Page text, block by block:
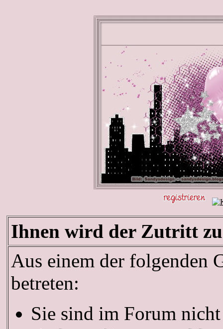
Ihnen wird der Zutritt zu
Aus einem der folgenden
betreten:
Sie sind im Forum